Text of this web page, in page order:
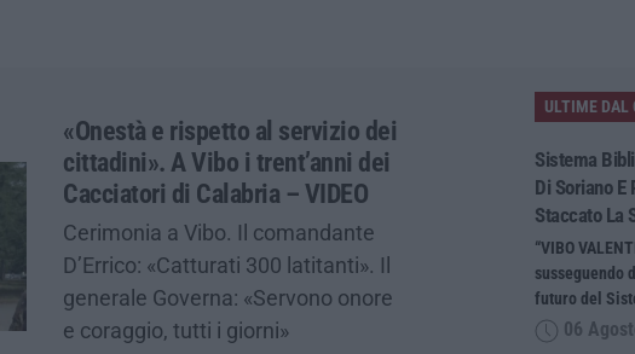
«Onestà e rispetto al servizio dei
cittadini». A Vibo i trent’anni dei
Cacciatori di Calabria – VIDEO
Cerimonia a Vibo. Il comandante
D’Errico: «Catturati 300 latitanti». Il
generale Governa: «Servono onore
e coraggio, tutti i giorni»
ULTIME DAL
Sistema
Di Soriano E
Staccato La
“VIBO
susseguendo
futuro del
06